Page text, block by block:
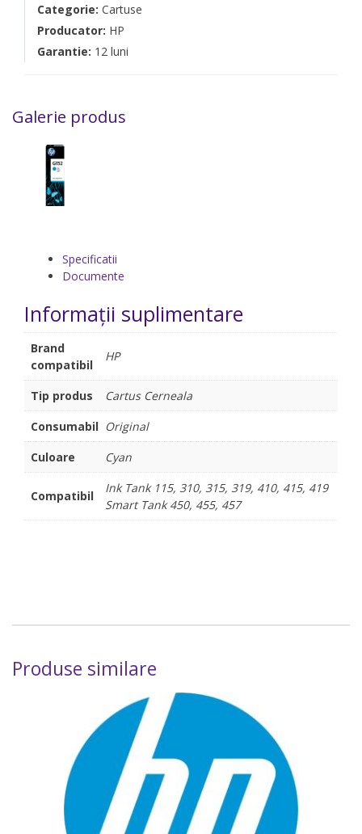
Categorie: Cartuse
Producator: HP
Garantie: 12 luni
Galerie produs
Specificatii
Documente
Informații suplimentare
Brand
compatibil
HP
Tip produs
Cartus Cerneala
Consumabil Original
Culoare
Cyan
Compatibil
Ink Tank 115, 310, 315, 319, 410, 415, 419
Smart Tank 450, 455, 457
Produse similare